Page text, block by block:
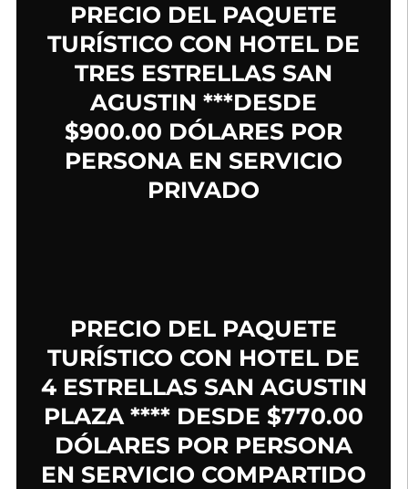
PRECIO DEL PAQUETE
TURÍSTICO CON HOTEL DE
TRES ESTRELLAS SAN
AGUSTIN ***DESDE
$900.00 DÓLARES POR
PERSONA EN SERVICIO
PRIVADO
PRECIO DEL PAQUETE
TURÍSTICO CON HOTEL DE
4 ESTRELLAS SAN AGUSTIN
PLAZA **** DESDE $770.00
DÓLARES POR PERSONA
EN SERVICIO COMPARTIDO